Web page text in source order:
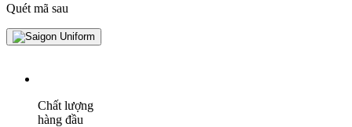
Quét mã sau
Chất lượng
hàng đầu